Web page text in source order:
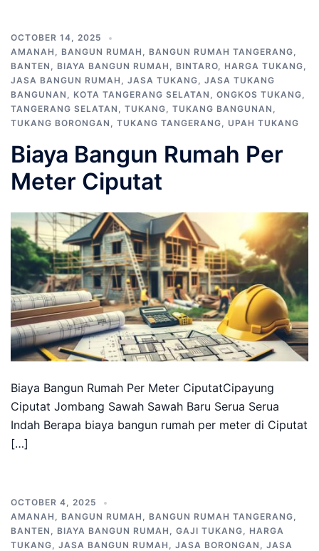
OCTOBER 14, 2025
AMANAH , BANGUN RUMAH , BANGUN RUMAH TANGERANG,
BANTEN , BIAYA BANGUN RUMAH , BINTARO, HARGA TUKANG,
JASA BANGUN RUMAH , JASA TUKANG, JASA TUKANG
BANGUNAN , KOTA TANGERANG SELATAN , ONGKOS TUKANG,
TANGERANG SELATAN , TUKANG, TUKANG BANGUNAN ,
TUKANG BORONGAN , TUKANG TANGERANG, UPAH TUKANG
Biaya Bangun Rumah Per
Meter Ciputat
Biaya Bangun Rumah Per Meter CiputatCipayung
Ciputat Jombang Sawah Sawah Baru Serua Serua
Indah Berapa biaya bangun rumah per meter di Ciputat
[…]
OCTOBER 4, 2025
AMANAH , BANGUN RUMAH , BANGUN RUMAH TANGERANG,
BANTEN , BIAYA BANGUN RUMAH , GAJI TUKANG, HARGA
TUKANG, JASA BANGUN RUMAH , JASA BORONGAN , JASA